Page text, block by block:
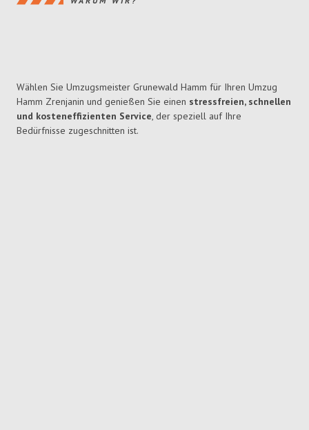
Wählen Sie Umzugsmeister Grunewald Hamm für Ihren Umzug
Hamm Zrenjanin und genießen Sie einen stressfreien, schnellen
und kosteneffizienten Service, der speziell auf Ihre
Bedürfnisse zugeschnitten ist.